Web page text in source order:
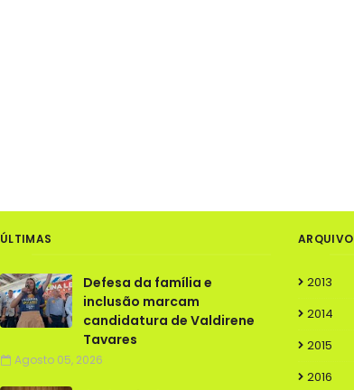
ÚLTIMAS
Defesa da família e
inclusão marcam
candidatura de Valdirene
Tavares
Agosto 05, 2026
ARQUIVO
2013
2014
2015
2016